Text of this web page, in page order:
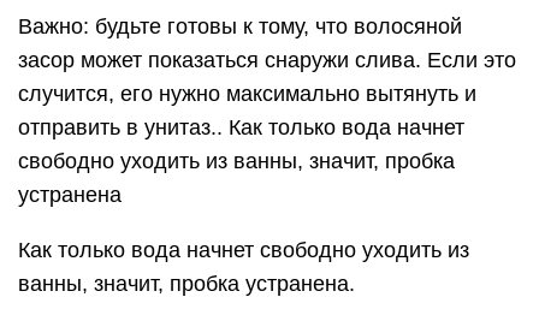
Важно: будьте готовы к тому, что волосяной
засор может показаться снаружи слива. Если это
случится, его нужно максимально вытянуть и
отправить в унитаз.. Как только вода начнет
свободно уходить из ванны, значит, пробка
устранена
Как только вода начнет свободно уходить из
ванны, значит, пробка устранена.